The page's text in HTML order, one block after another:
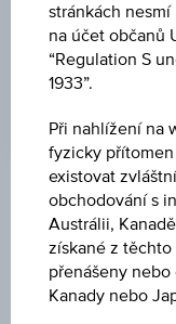
POSLEDNÍ
10.08.2026
08:08:26.000
UTC
čas
(UTC)
Tržní data
Kotace
stránkách
na účet občanů
“Regulation S
1933”.
Při nahlížení na
fyzicky
existovat
obchodování s
Austrálii,
získané z
přenášeny
Kanady nebo